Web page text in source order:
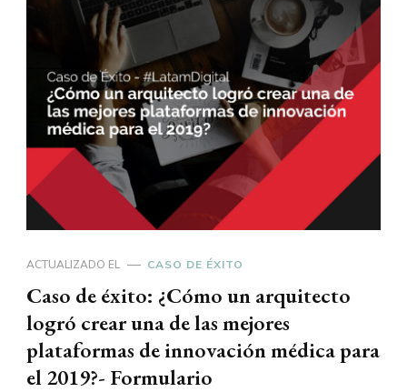
ACTUALIZADO EL CASO DE ÉXITO
Caso de éxito: ¿Cómo un arquitecto
logró crear una de las mejores
plataformas de innovación médica para
el 2019?- Formulario